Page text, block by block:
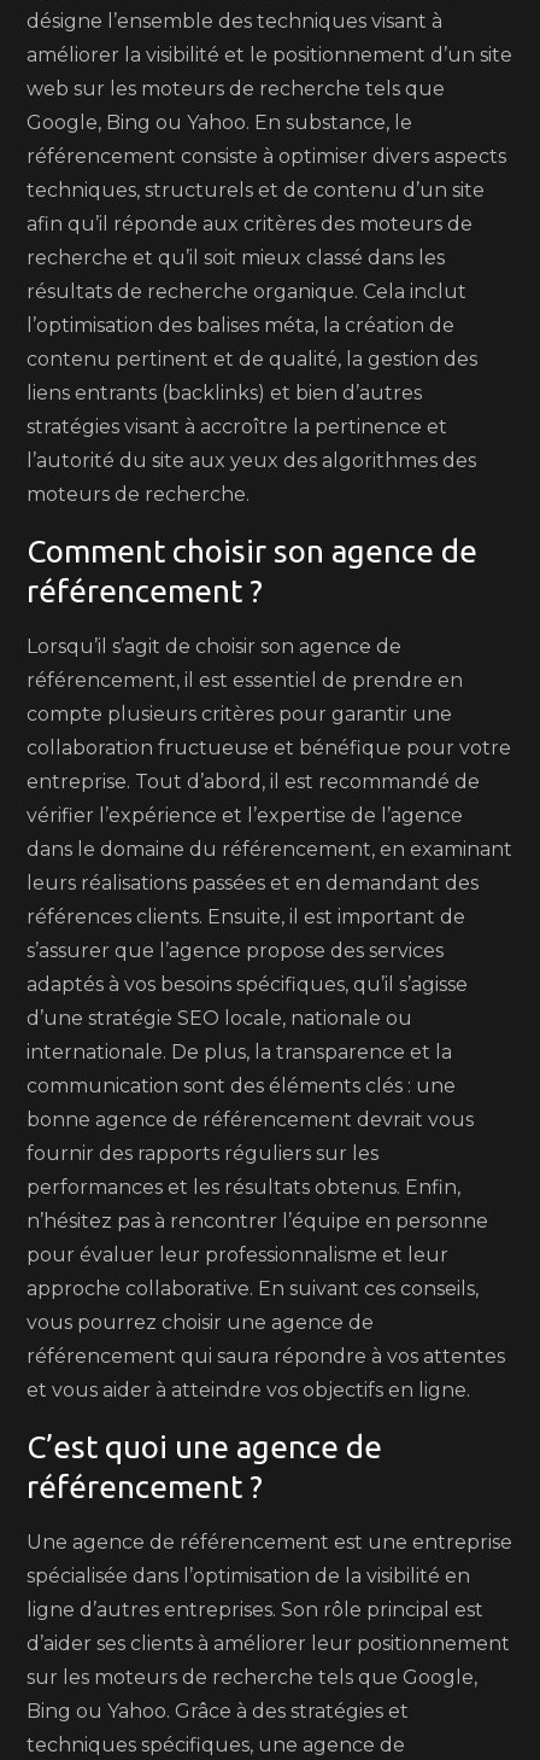
désigne l’ensemble des techniques visant à
améliorer la visibilité et le positionnement d’un site
web sur les moteurs de recherche tels que
Google, Bing ou Yahoo. En substance, le
référencement consiste à optimiser divers aspects
techniques, structurels et de contenu d’un site
afin qu’il réponde aux critères des moteurs de
recherche et qu’il soit mieux classé dans les
résultats de recherche organique. Cela inclut
l’optimisation des balises méta, la création de
contenu pertinent et de qualité, la gestion des
liens entrants (backlinks) et bien d’autres
stratégies visant à accroître la pertinence et
l’autorité du site aux yeux des algorithmes des
moteurs de recherche.
Comment choisir son agence de
référencement ?
Lorsqu’il s’agit de choisir son agence de
référencement, il est essentiel de prendre en
compte plusieurs critères pour garantir une
collaboration fructueuse et bénéfique pour votre
entreprise. Tout d’abord, il est recommandé de
vérifier l’expérience et l’expertise de l’agence
dans le domaine du référencement, en examinant
leurs réalisations passées et en demandant des
références clients. Ensuite, il est important de
s’assurer que l’agence propose des services
adaptés à vos besoins spécifiques, qu’il s’agisse
d’une stratégie SEO locale, nationale ou
internationale. De plus, la transparence et la
communication sont des éléments clés : une
bonne agence de référencement devrait vous
fournir des rapports réguliers sur les
performances et les résultats obtenus. Enfin,
n’hésitez pas à rencontrer l’équipe en personne
pour évaluer leur professionnalisme et leur
approche collaborative. En suivant ces conseils,
vous pourrez choisir une agence de
référencement qui saura répondre à vos attentes
et vous aider à atteindre vos objectifs en ligne.
C’est quoi une agence de
référencement ?
Une agence de référencement est une entreprise
spécialisée dans l’optimisation de la visibilité en
ligne d’autres entreprises. Son rôle principal est
d’aider ses clients à améliorer leur positionnement
sur les moteurs de recherche tels que Google,
Bing ou Yahoo. Grâce à des stratégies et
techniques spécifiques, une agence de